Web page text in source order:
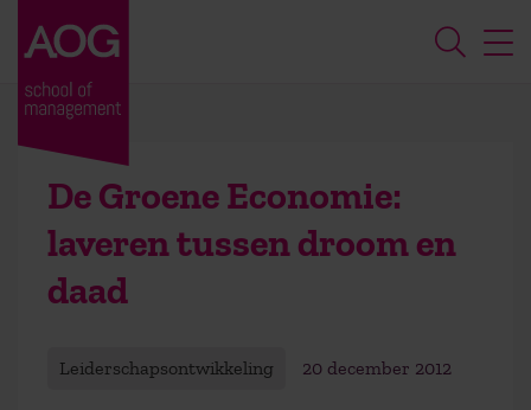
De Groene Economie:
laveren tussen droom en
daad
Leiderschapsontwikkeling 20 december 2012